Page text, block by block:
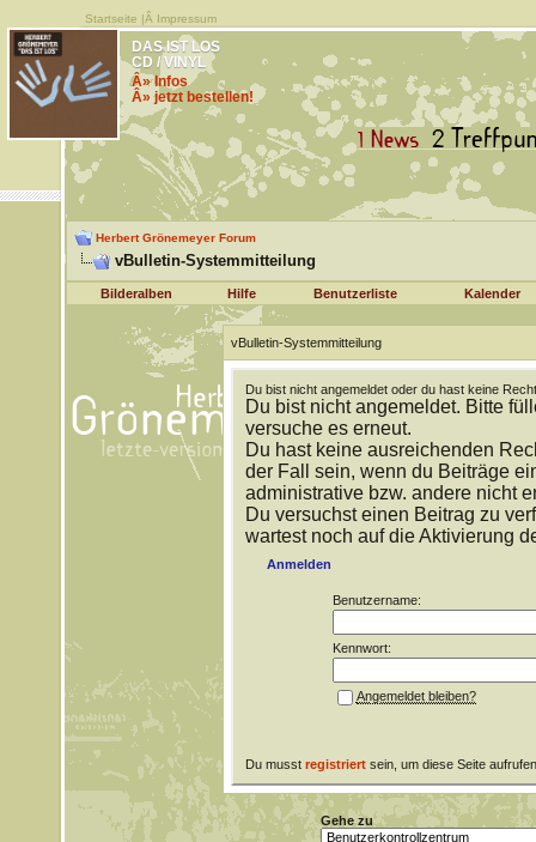
Startseite |Â Impressum
DAS IST LOS
CD / VINYL
Â» Infos
Â» jetzt bestellen!
Herbert Grönemeyer Forum
vBulletin-Systemmitteilung
Bilderalben Hilfe Benutzerliste Kalender
vBulletin-Systemmitteilung
Du bist nicht angemeldet oder du hast keine
Du bist nicht angemeldet. Bitte
versuche es erneut.
Du hast keine ausreichenden
der Fall sein, wenn du Beiträge
administrative bzw. andere nicht
Du versuchst einen Beitrag zu
wartest noch auf die Aktivierung
Anmelden
Benutzername:
Kennwort:
Angemeldet bleiben?
Du musst registriertsein, um diese Seite
Gehe zu